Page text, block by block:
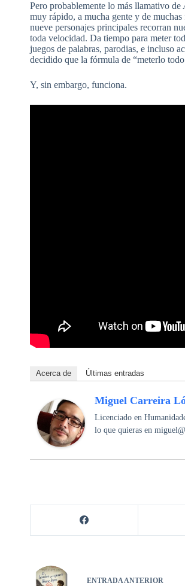
Pero probablemente lo más llamativo de
muy rápido, a mucha gente y de
nueve personajes principales recorran
toda velocidad. Da tiempo para meter
juegos de palabras, parodias, e incluso
decidido que la fórmula de “meterlo
Y, sin embargo, funciona.
Acerca de Últimas entradas
Miguel Carreira
Licenciado en
lo que quieras en
ENTRADAANTERIOR